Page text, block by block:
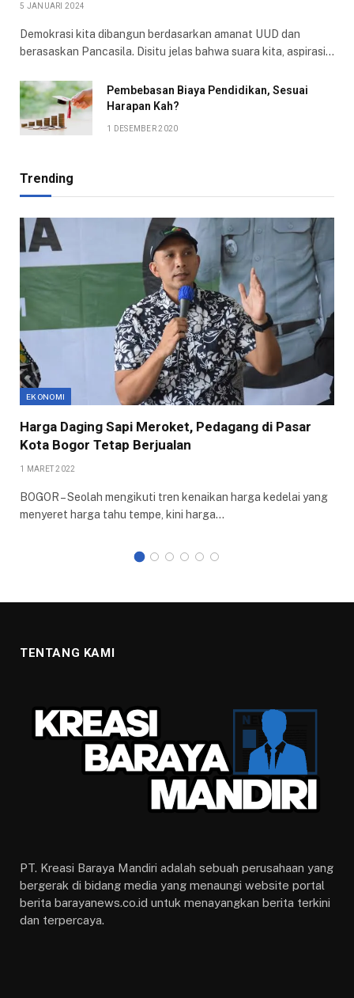
5 JANUARI 2024
Demokrasi kita dibangun berdasarkan amanat UUD dan
berasaskan Pancasila. Disitu jelas bahwa suara kita, aspirasi…
Pembebasan Biaya Pendidikan, Sesuai
Harapan Kah?
1 DESEMBER 2020
Trending
EKONOMI
Harga Daging Sapi Meroket, Pedagang di Pasar
Kota Bogor Tetap Berjualan
1 MARET 2022
BOGOR – Seolah mengikuti tren kenaikan harga kedelai yang
menyeret harga tahu tempe, kini harga…
TENTANG KAMI
PT. Kreasi Baraya Mandiri adalah sebuah perusahaan yang
bergerak di bidang media yang menaungi website portal
berita barayanews.co.id untuk menayangkan berita terkini
dan terpercaya.